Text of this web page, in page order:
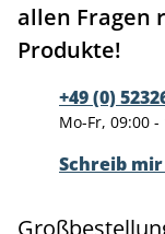
allen Fragen
Produkte!
+49 (0)
Mo-Fr, 09:00
Schreib